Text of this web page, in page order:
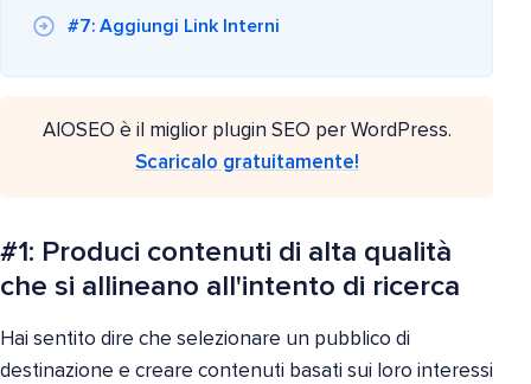
#7: Aggiungi Link Interni
AIOSEO è il miglior plugin SEO per WordPress.
Scaricalo gratuitamente!
#1: Produci contenuti di alta qualità
che si allineano all'intento di ricerca
Hai sentito dire che selezionare un pubblico di
destinazione e creare contenuti basati sui loro interessi